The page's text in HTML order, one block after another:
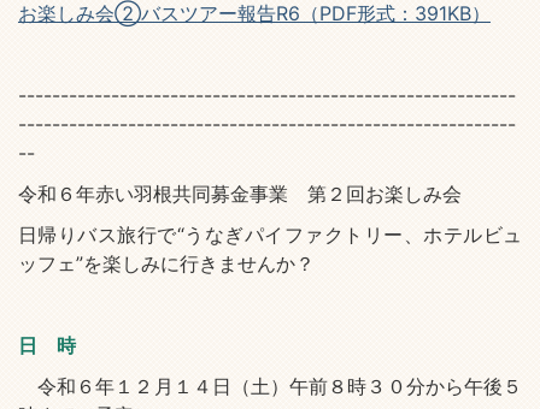
お楽しみ会②バスツアー報告R6（PDF形式：391KB）
-----------------------------------------------------------
-----------------------------------------------------------
--
令和６年赤い羽根共同募金事業 第２回お楽しみ会
日帰りバス旅行で“うなぎパイファクトリー、ホテルビュ
ッフェ”を楽しみに行きませんか？
日 時
令和６年１２月１４日（土）午前８時３０分から午後５